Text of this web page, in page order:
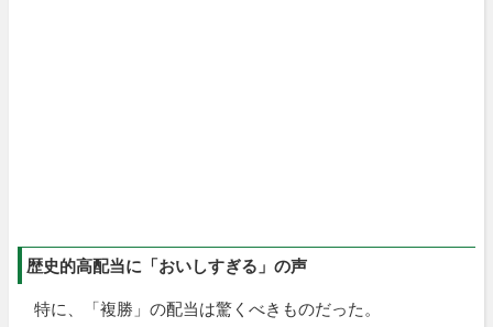
歴史的高配当に「おいしすぎる」の声
特に、「複勝」の配当は驚くべきものだった。